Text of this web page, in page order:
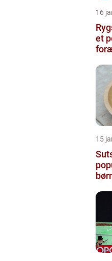
16
et
15